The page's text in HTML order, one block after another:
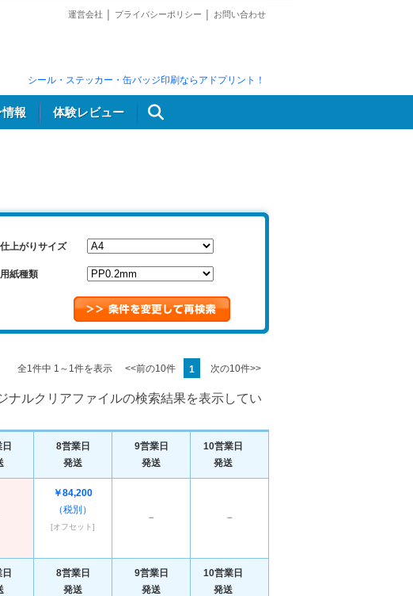
運営会社 プライバシーポリシー お問い合わせ
シール・ステッカー・缶バッジ印刷ならアドプリント！
報 体験レビュー
仕上がりサイズ
用紙種類
次の10件>>
1
<<前の10件
全1件中 1～1件を表示
ナルクリアファイルの検索結果を表示してい
日
8営業日
発送
9営業日
発送
10営業日
発送
￥84,200
（税別）
[オフセット]
－ －
日
8営業日
発送
9営業日
発送
10営業日
発送